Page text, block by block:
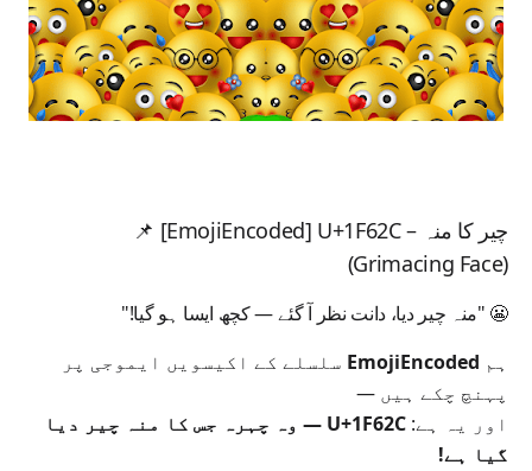
📌 [EmojiEncoded] U+1F62C – چیر کا منہ
(Grimacing Face)
😬 "منہ چیر دیا، دانت نظر آ گئے — کچھ ایسا ہو گیا!"
ہم EmojiEncoded سلسلے کے اکیسویں ایموجی پر
پہنچ چکے ہیں —
اور یہ ہے:
U+1F62C — وہ چہرہ جس کا منہ چیر دیا
گیا ہے!